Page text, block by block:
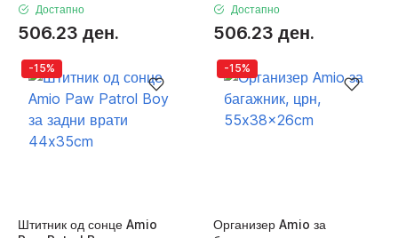
Достапно
506.23 ден.
Достапно
506.23 ден.
-15%
Штитник од сонце Amio
-15%
Организер Amio за